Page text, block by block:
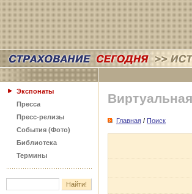
Экспонаты
Пресса
Пресс-релизы
События (Фото)
Библиотека
Термины
Главная / Поиск